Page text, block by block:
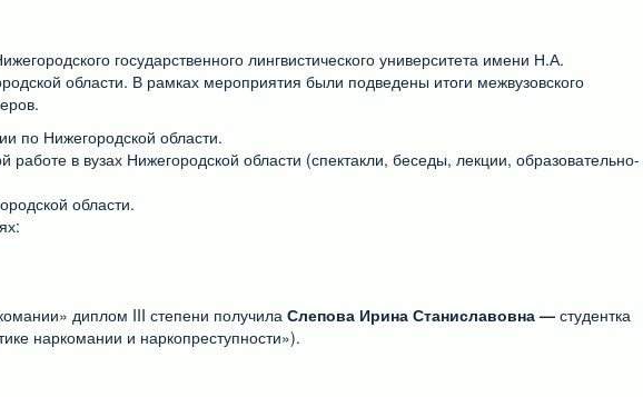
государственного лингвистического университета имени Н.А.
области. В рамках мероприятия были подведены итоги межвузовского
по Нижегородской области.
в вузах Нижегородской области (спектакли, беседы, лекции, образовательно-
области.
диплом III степени получила Слепова Ирина Станиславовна — студентка
наркомании и наркопреступности»).